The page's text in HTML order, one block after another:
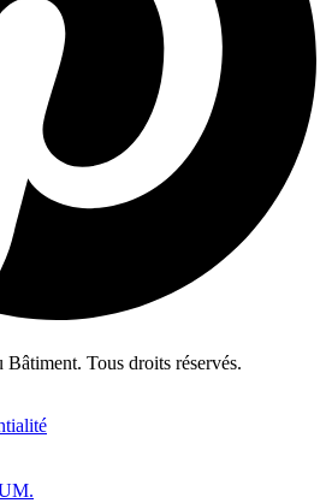
Tous droits réservés.